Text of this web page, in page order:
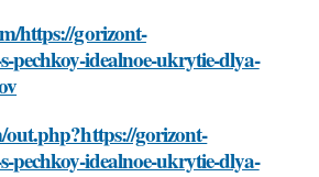
https://gorizont-
pechkoy-idealnoe-ukrytie-dlya-
gorizont-
pechkoy-idealnoe-ukrytie-dlya-